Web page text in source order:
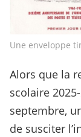
Une enveloppe
Alors que la
scolaire
septembre,
de susciter